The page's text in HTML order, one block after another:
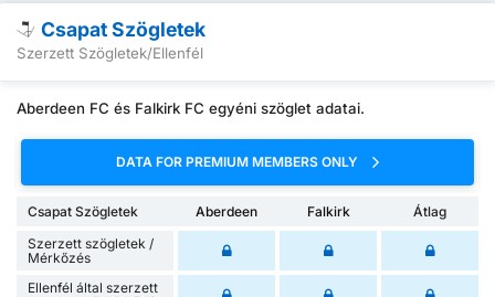
Csapat Szögletek
Szerzett Szögletek/Ellenfél
Aberdeen FC és Falkirk FC egyéni szöglet adatai.
DATA FOR PREMIUM MEMBERS ONLY
Csapat Szögletek Aberdeen Falkirk
Átlag
Szerzett szögletek /
Mérkőzés
Ellenfél által szerzett